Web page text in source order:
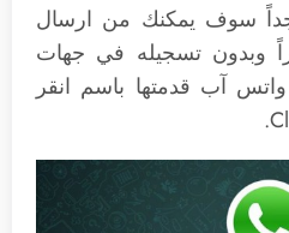
سوف يمكنك من ارسال
وبدون تسجيله في جهات
آب قدمتها باسم انقر